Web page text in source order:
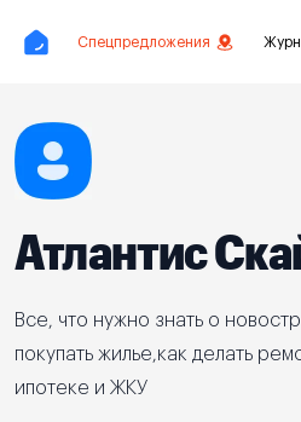
Спецпредложения
Атлантис
Все, что нужно знать о
покупать жилье,как делать
ипотеке и ЖКУ